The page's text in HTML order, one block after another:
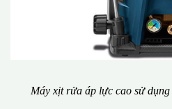
Máy xịt rửa áp lực cao sử